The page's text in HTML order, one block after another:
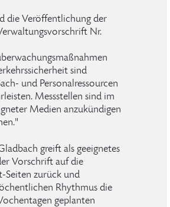
die Veröffentlichung der
Nr.
sind
und Personalressourcen
Messstellen sind im
Medien anzukündigen
greift als geeignetes
Vorschrift auf die
Seiten zurück und
Rhythmus die
geplanten